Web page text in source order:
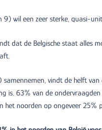
9) wil een zeer sterke, quasi-
dat de Belgische staat alles
samennemen, vindt de helft
is. 63% van de
het noorden op ongeveer 25%